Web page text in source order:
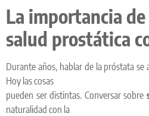
La importancia
salud prostática
Durante años, hablar de la próstata se
Hoy las cosas
pueden ser distintas. Conversar sobre
naturalidad con la